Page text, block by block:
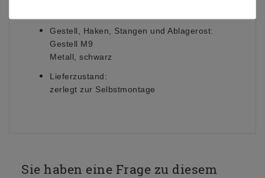
Gestell, Haken, Stangen und Ablagerost:
Gestell M9
Metall, schwarz
Lieferzustand:
zerlegt zur Selbstmontage
Sie haben eine Frage zu diesem